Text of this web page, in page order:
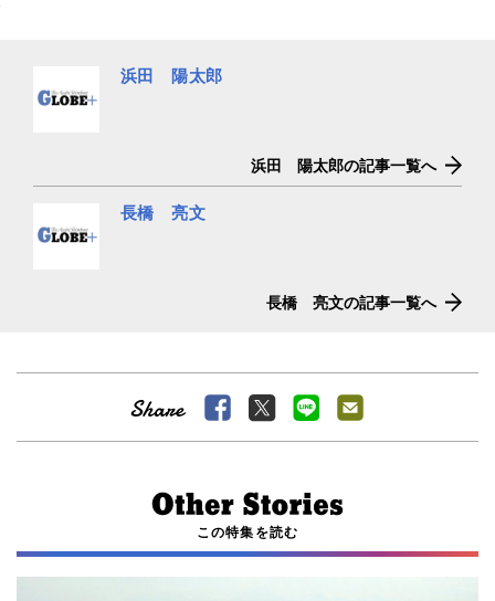
浜田 陽太郎
浜田 陽太郎の記事一覧へ
長橋 亮文
長橋 亮文の記事一覧へ
この特集を読む